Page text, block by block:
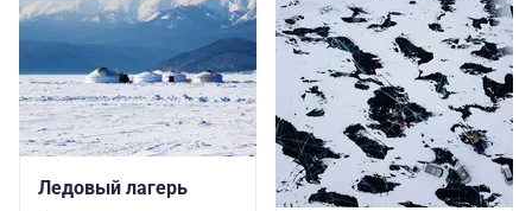
Ледовый лагерь